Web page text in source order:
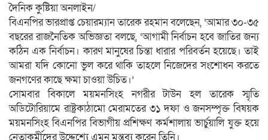
দৈনিক কুষ্টিয়া অনলাইন/
বিএনপির ভারপ্রাপ্ত চেয়ারম্যান তারেক রহমান বলেছেন, ‘আমার ৩০-৩৫
বছরের রাজনৈতিক অভিজ্ঞতা বলছে, ‘আগামী নির্বাচন হবে জাতির জন্য
কঠিন এক নির্বাচন। কারণ মানুষের চিন্তা ধারার পরিবর্তন হয়েছে। তাই
আমরা যদি কোনো ভুল করে থাকি তাহলে নিজেদের সংশোধন করতে
জনগণের কাছে ক্ষমা চাওয়া উচিত।’
সোমবার বিকালে ময়মনসিংহ নগরীর টাউন হল তারেক স্মৃতি
অডিটোরিয়ামে রাষ্ট্রকাঠামো মেরামতের ৩১ দফা ও জনসম্পৃক্ত বিষয়ক
ময়মনসিংহ বিএনপির বিভাগীয় প্রশিক্ষণ কর্মশালায় ভার্চুয়ালি যুক্ত হয়ে
নেতাকর্মীদের উদ্দেশ্যে এমন মন্তব্য করেন তিনি।